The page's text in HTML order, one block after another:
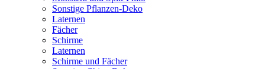
Sonstige Pflanzen-Deko
Laternen
Fächer
Schirme
Laternen
Schirme und Fächer